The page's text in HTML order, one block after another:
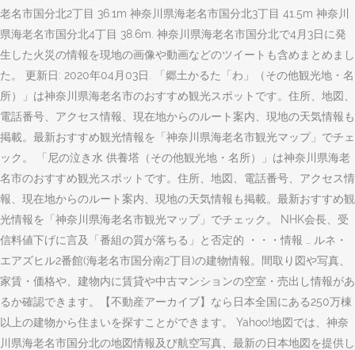
老名市国分北2丁目 36.1m 神奈川県海老名市国分北3丁目 41.5m 神奈川
県海老名市国分北4丁目 38.6m. 神奈川県海老名市国分北で4月3日に発
生した火災の情報を現地の画像や動画などのツイートも含めまとめまし
た。 更新日: 2020年04月03日. 「郷土かるた「わ」（その他観光地・名
所）」は神奈川県海老名市のおすすめ観光スポットです。住所、地図、
電話番号、アクセス情報、現在地からのルート案内、現地の天気情報も
掲載。最新おすすめ観光情報を「神奈川県海老名市観光マップ」でチェ
ック。 「尼の泣き水 供養塔（その他観光地・名所）」は神奈川県海老
名市のおすすめ観光スポットです。住所、地図、電話番号、アクセス情
報、現在地からのルート案内、現地の天気情報も掲載。最新おすすめ観
光情報を「神奈川県海老名市観光マップ」でチェック。 NHK会長、受
信料値下げに言及「番組の質が落ちる」と否定的 ・・・情報 … ルネ・
エアズヒル2番館(海老名市国分南2丁目)の建物情報。間取り図や写真、
家賃・価格や、建物内に賃貸や中古マンションの空室・売出し情報があ
るか確認できます。【不動産アーカイブ】なら日本全国にある250万棟
以上の建物から住まいを探すことができます。 Yahoo!地図では、神奈
川県海老名市国分北の地図情報及び航空写真、最新の日本地図を提供し